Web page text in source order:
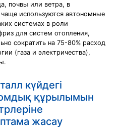
почвы или ветра, в
используются автономные
системах в роли
для систем отопления,
сократить на 75-80% расход
(газа и электричества),
күйдегі
құрылымын
жасау